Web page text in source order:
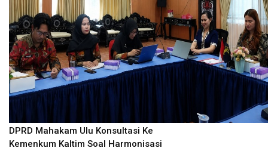
DPRD Mahakam Ulu Konsultasi Ke
Kemenkum Kaltim Soal Harmonisasi